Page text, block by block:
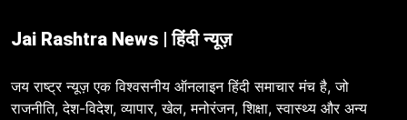
Jai Rashtra News | हिंदी न्यूज़
जय राष्ट्र न्यूज़ एक विश्वसनीय ऑनलाइन हिंदी समाचार मंच है, जो
राजनीति, देश-विदेश, व्यापार, खेल, मनोरंजन, शिक्षा, स्वास्थ्य और अन्य